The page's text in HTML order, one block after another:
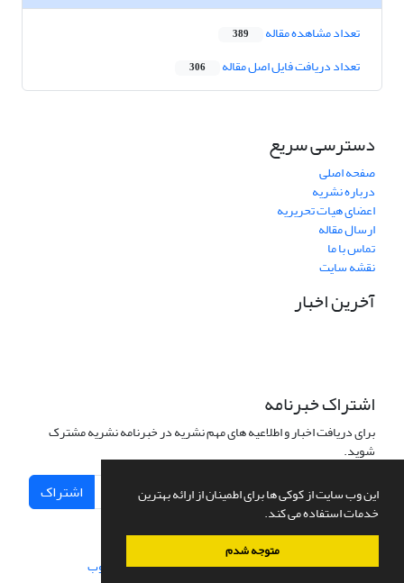
این وب سایت از کوکی ها برای اطمینان از ارائه بهترین
خدمات استفاده می کند.
متوجه شدم
تعداد مشاهده مقاله 389
تعداد دریافت فایل اصل مقاله 306
دسترسی سریع
صفحه اصلی
درباره نشریه
اعضای هیات تحریریه
ارسال مقاله
تماس با ما
نقشه سایت
آخرین اخبار
اشتراک خبرنامه
برای دریافت اخبار و اطلاعیه های مهم نشریه در خبرنامه نشریه مشترک
شوید.
اشتراک
سامانه مدیریت نشریات علمی.طراحی و پیاده سازی از سیناوب